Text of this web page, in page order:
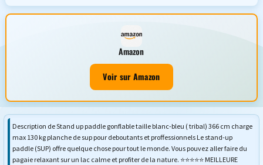
Amazon
Voir sur Amazon
Description de Stand up paddle gonflable taille blanc-bleu ( tribal) 366 cm charge
max 130 kg planche de sup pour deboutants et proffessionnels Le stand-up
paddle (SUP) offre quelque chose pour tout le monde. Vous pouvez aller faire du
pagaie relaxant sur un lac calme et profiter de la nature. ⭐⭐⭐⭐⭐ MEILLEURE